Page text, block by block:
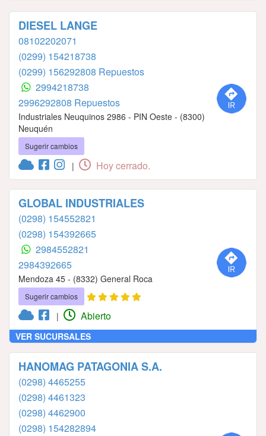
DIESEL LANGE
08102202071
(0299) 154218738
(0299) 156292808 Repuestos
2994218738
2996292808 Repuestos
Industriales Neuquinos 2986 - PIN Oeste - (8300)
Neuquén
Sugerir cambios
| Hoy cerrado.
GLOBAL INDUSTRIALES
(0298) 154552821
(0298) 154392665
2984552821
2984392665
Mendoza 45 - (8332) General Roca
Sugerir cambios
| Abierto
VER SUCURSALES
HANOMAG PATAGONIA S.A.
(0298) 4465255
(0298) 4461323
(0298) 4462900
(0298) 154282894